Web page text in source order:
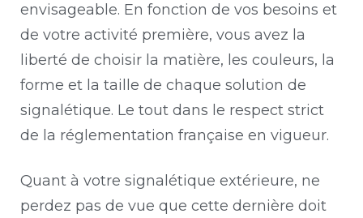
envisageable. En fonction de vos besoins et
de votre activité première, vous avez la
liberté de choisir la matière, les couleurs, la
forme et la taille de chaque solution de
signalétique. Le tout dans le respect strict
de la réglementation française en vigueur.
Quant à votre signalétique extérieure, ne
perdez pas de vue que cette dernière doit